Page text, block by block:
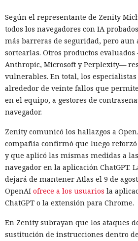
Según el representante de Zenity
todos los navegadores con IA
más barreras de seguridad, pero aun
sortearlas. Otros productos evaluados
Anthropic, Microsoft y Perplexity—
vulnerables. En total, los
alrededor de veinte fallos que
en el equipo, a gestores de
navegador.
Zenity comunicó los hallazgos a
compañía confirmó que luego
y que aplicó las mismas medidas a
navegador en la aplicación ChatGPT.
dejará de mantener Atlas el 9 de
OpenAI ofrece a los usuarios la
ChatGPT o la extensión para Chrome.
En Zenity subrayan que los ataques
sustitución de instrucciones dentro